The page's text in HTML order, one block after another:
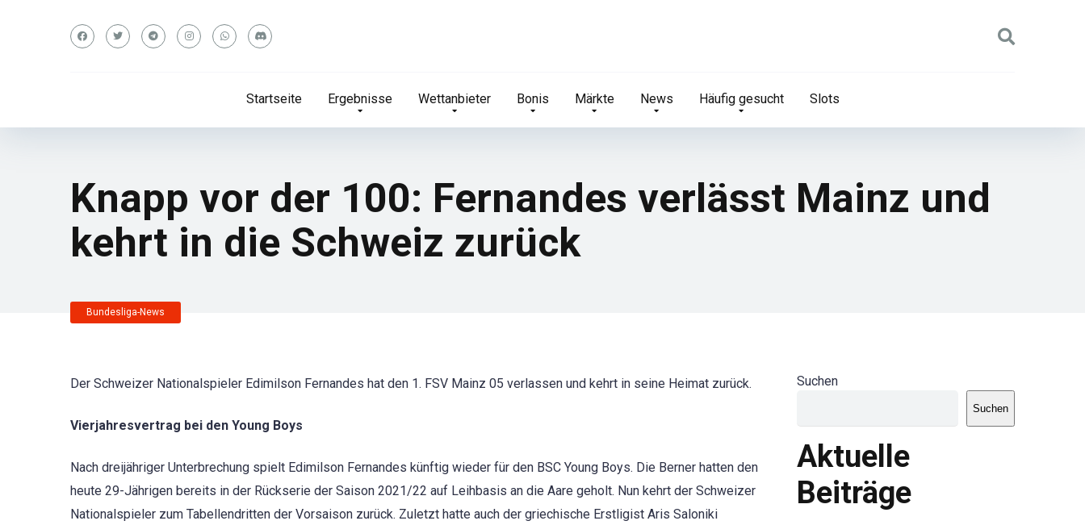
Startseite Ergebnisse Wettanbieter Bonis Märkte News Häufig gesucht Slots
Knapp vor der 100: Fernandes verlässt Mainz und
kehrt in die Schweiz zurück
Bundesliga-News
Der Schweizer Nationalspieler Edimilson Fernandes hat den 1. FSV Mainz 05 verlassen und kehrt in seine Heimat zurück.
Vierjahresvertrag bei den Young Boys
Nach dreijähriger Unterbrechung spielt Edimilson Fernandes künftig wieder für den BSC Young Boys. Die Berner hatten den
heute 29-Jährigen bereits in der Rückserie der Saison 2021/22 auf Leihbasis an die Aare geholt. Nun kehrt der Schweizer
Nationalspieler zum Tabellendritten der Vorsaison zurück. Zuletzt hatte auch der griechische Erstligist Aris Saloniki
Suchen
Suchen
Aktuelle
Beiträge